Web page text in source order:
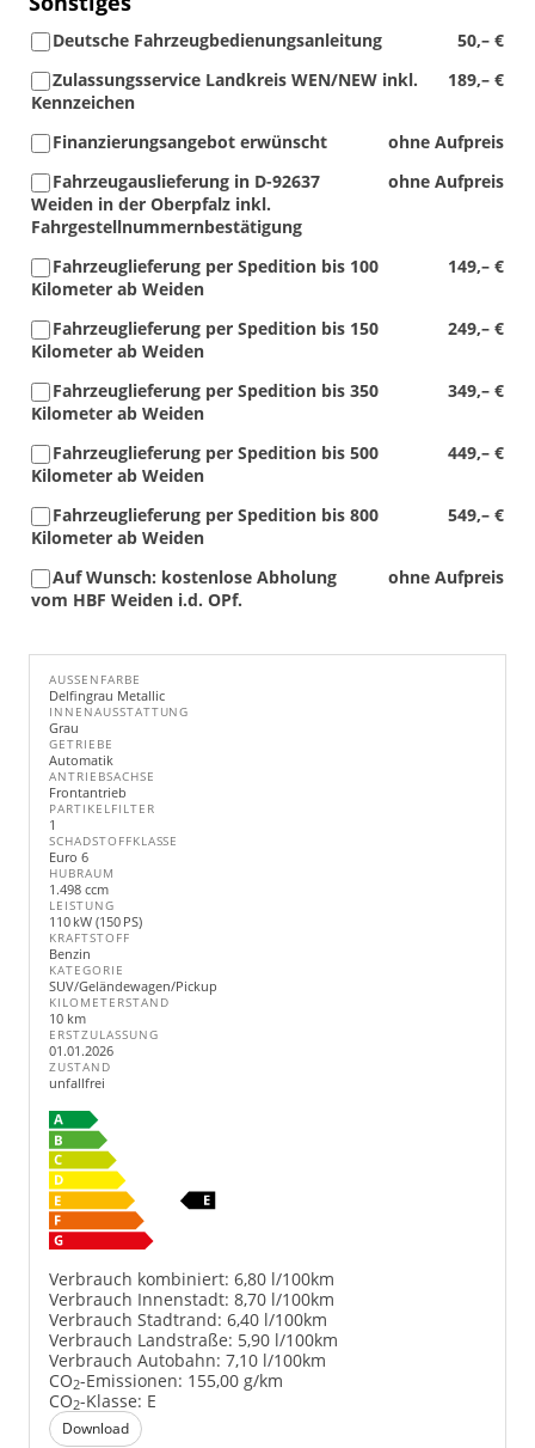
50,– €
Deutsche Fahrzeugbedienungsanleitung
189,– €
Zulassungsservice Landkreis WEN/NEW inkl.
Kennzeichen
ohne Aufpreis
Finanzierungsangebot erwünscht
ohne Aufpreis
Fahrzeugauslieferung in D-92637
Weiden in der Oberpfalz inkl.
Fahrgestellnummernbestätigung
149,– €
Fahrzeuglieferung per Spedition bis 100
Kilometer ab Weiden
249,– €
Fahrzeuglieferung per Spedition bis 150
Kilometer ab Weiden
349,– €
Fahrzeuglieferung per Spedition bis 350
Kilometer ab Weiden
449,– €
Fahrzeuglieferung per Spedition bis 500
Kilometer ab Weiden
549,– €
Fahrzeuglieferung per Spedition bis 800
Kilometer ab Weiden
ohne Aufpreis
Auf Wunsch: kostenlose Abholung
vom HBF Weiden i.d. OPf.
AUSSENFARBE
Delfingrau Metallic
INNENAUSSTATTUNG
Grau
GETRIEBE
Automatik
ANTRIEBSACHSE
Frontantrieb
PARTIKELFILTER
1
SCHADSTOFFKLASSE
Euro 6
HUBRAUM
1.498 ccm
LEISTUNG
110 kW (150 PS)
KRAFTSTOFF
Benzin
KATEGORIE
SUV/Geländewagen/Pickup
KILOMETERSTAND
10 km
ERSTZULASSUNG
01.01.2026
ZUSTAND
unfallfrei
Verbrauch kombiniert: 6,80 l/100km
Verbrauch Innenstadt: 8,70 l/100km
Verbrauch Stadtrand: 6,40 l/100km
Verbrauch Landstraße: 5,90 l/100km
Verbrauch Autobahn: 7,10 l/100km
CO2-Emissionen: 155,00 g/km
CO2-Klasse: E
Download